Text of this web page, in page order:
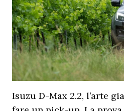
Isuzu D-Max 2.2, l’arte